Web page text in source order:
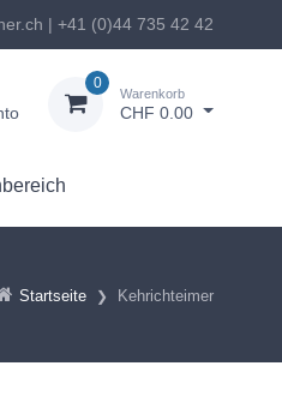
| +41 (0)44 735 42 42
0
Warenkorb
CHF 0.00
Startseite Kehrichteimer